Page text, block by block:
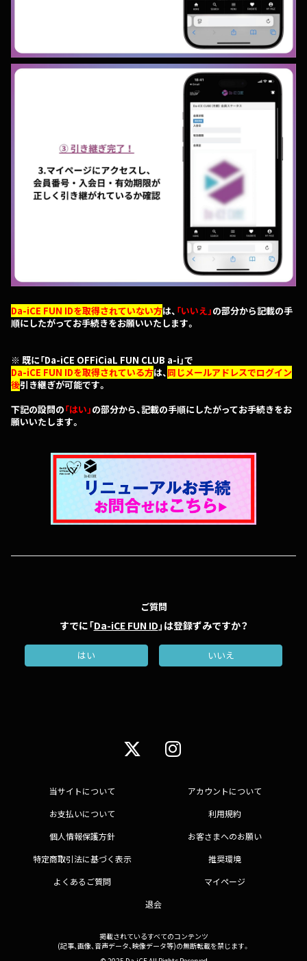
Da-iCE FUN IDを取得されていない方は、 「いいえ」の部分から記載の手
順にしたがってお手続きをお願いいたします。
※ 既に「Da-iCE OFFiCiaL FUN CLUB a-i」で
Da-iCE FUN IDを取得されている方は、同じメールアドレスでログイン
後引き継ぎが可能です。
下記の設問の「はい」の部分から、記載の手順にしたがってお手続きをお
願いいたします。
ご質問
すでに「Da-iCE FUN ID 」は登録ずみですか？
はい いいえ
当サイトについて
アカウントについて
お支払いについて
利用規約
個人情報保護方針
お客さまへのお願い
特定商取引法に基づく表示
推奨環境
よくあるご質問
マイページ
退会
掲載されているすべてのコンテンツ
(記事、画像、音声データ、映像データ等)の無断転載を禁じます。